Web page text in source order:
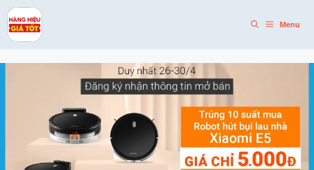
Skip
to
content
Menu